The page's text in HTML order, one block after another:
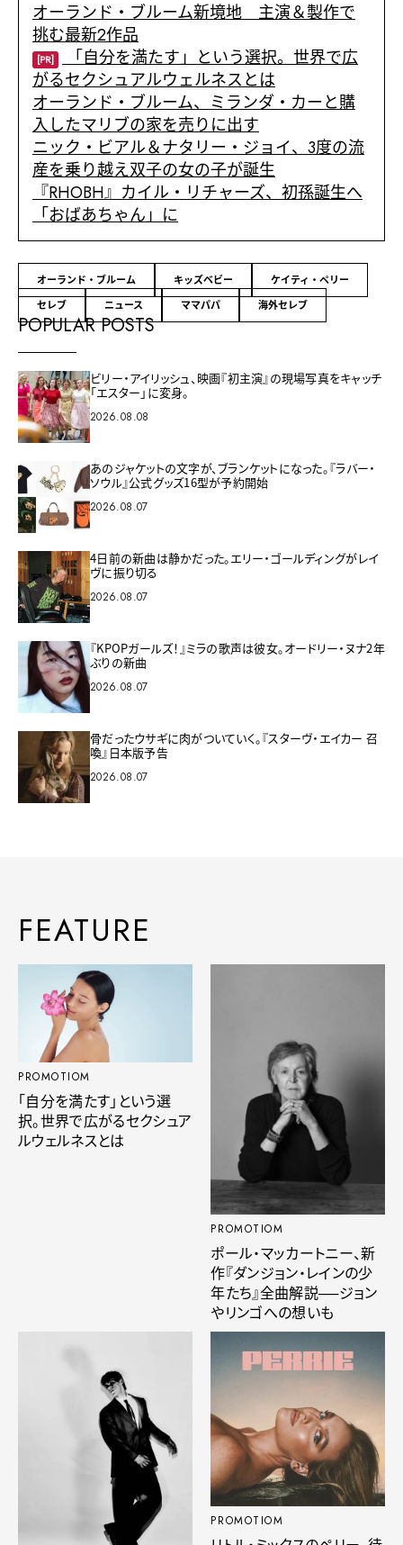
オーランド・ブルーム新境地 主演＆製作で
挑む最新2作品
[PR] 「自分を満たす」という選択。世界で広
がるセクシュアルウェルネスとは
オーランド・ブルーム、ミランダ・カーと購
入したマリブの家を売りに出す
ニック・ビアル＆ナタリー・ジョイ、3度の流
産を乗り越え双子の女の子が誕生
『RHOBH』カイル・リチャーズ、初孫誕生へ
「おばあちゃん」に
オーランド・ブルーム キッズベビー
ケイティ・ペリー
セレブ
ニュース ママパパ 海外セレブ
POPULAR POSTS
ビリー・アイリッシュ、映画『初主演』の現場写真をキャッチ
「エスター」に変身。
2026.08.08
あのジャケットの文字が、ブランケットになった。『ラバー・
ソウル』公式グッズ16型が予約開始
2026.08.07
4日前の新曲は静かだった。エリー・ゴールディングがレイ
ヴに振り切る
2026.08.07
『KPOPガールズ！』ミラの歌声は彼女。オードリー・ヌナ2年
ぶりの新曲
2026.08.07
骨だったウサギに肉がついていく。『スターヴ・エイカー 召
喚』日本版予告
2026.08.07
FEATURE
PROMOTIOM
「自分を満たす」という選
択。世界で広がるセクシュア
ルウェルネスとは
PROMOTIOM
ポール・マッカートニー、新
作『ダンジョン・レインの少
年たち』全曲解説──ジョン
やリンゴへの想いも
PROMOTIOM